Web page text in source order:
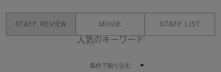
STAFF REVIEW MOVIE STAFF LIST
人気のキーワード
条件で絞り込む